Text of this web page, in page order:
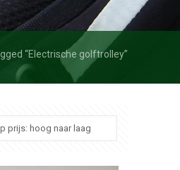
“Electrische golftrolley”